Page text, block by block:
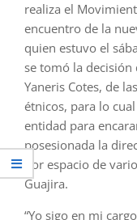
realiza el
encuentro de la
quien estuvo el
se tomó la
Yaneris Cotes, de
étnicos, para lo
entidad para
posesionada la
por espacio de
Guajira.
“Yo sigo en mi